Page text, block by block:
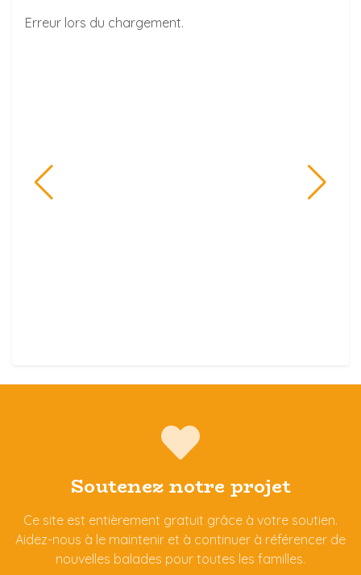
Erreur lors du chargement.
Soutenez notre projet
Ce site est entièrement gratuit grâce à votre soutien.
Aidez-nous à le maintenir et à continuer à référencer de
nouvelles balades pour toutes les familles.